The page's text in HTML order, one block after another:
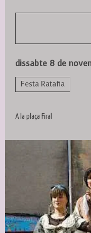
dissabte 8 de
Festa Ratafia
A la plaça Firal